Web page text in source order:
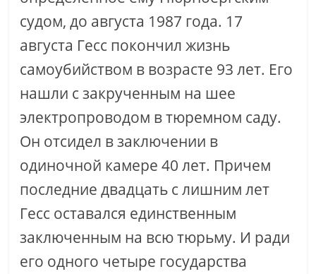
судом, до августа 1987 года. 17
августа Гесс покончил жизнь
самоубийством в возрасте 93 лет. Его
нашли с закрученным на шее
электропроводом в тюремном саду.
Он отсидел в заключении в
одиночной камере 40 лет. Причем
последние двадцать с лишним лет
Гесс оставался единственным
заключенным на всю тюрьму. И ради
его одного четыре государства